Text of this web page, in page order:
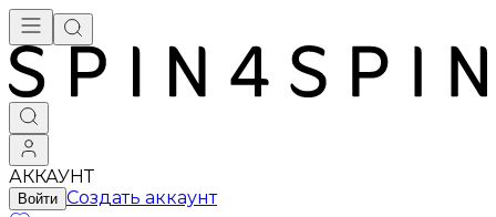
АККАУНТ
Войти Создать аккаунт